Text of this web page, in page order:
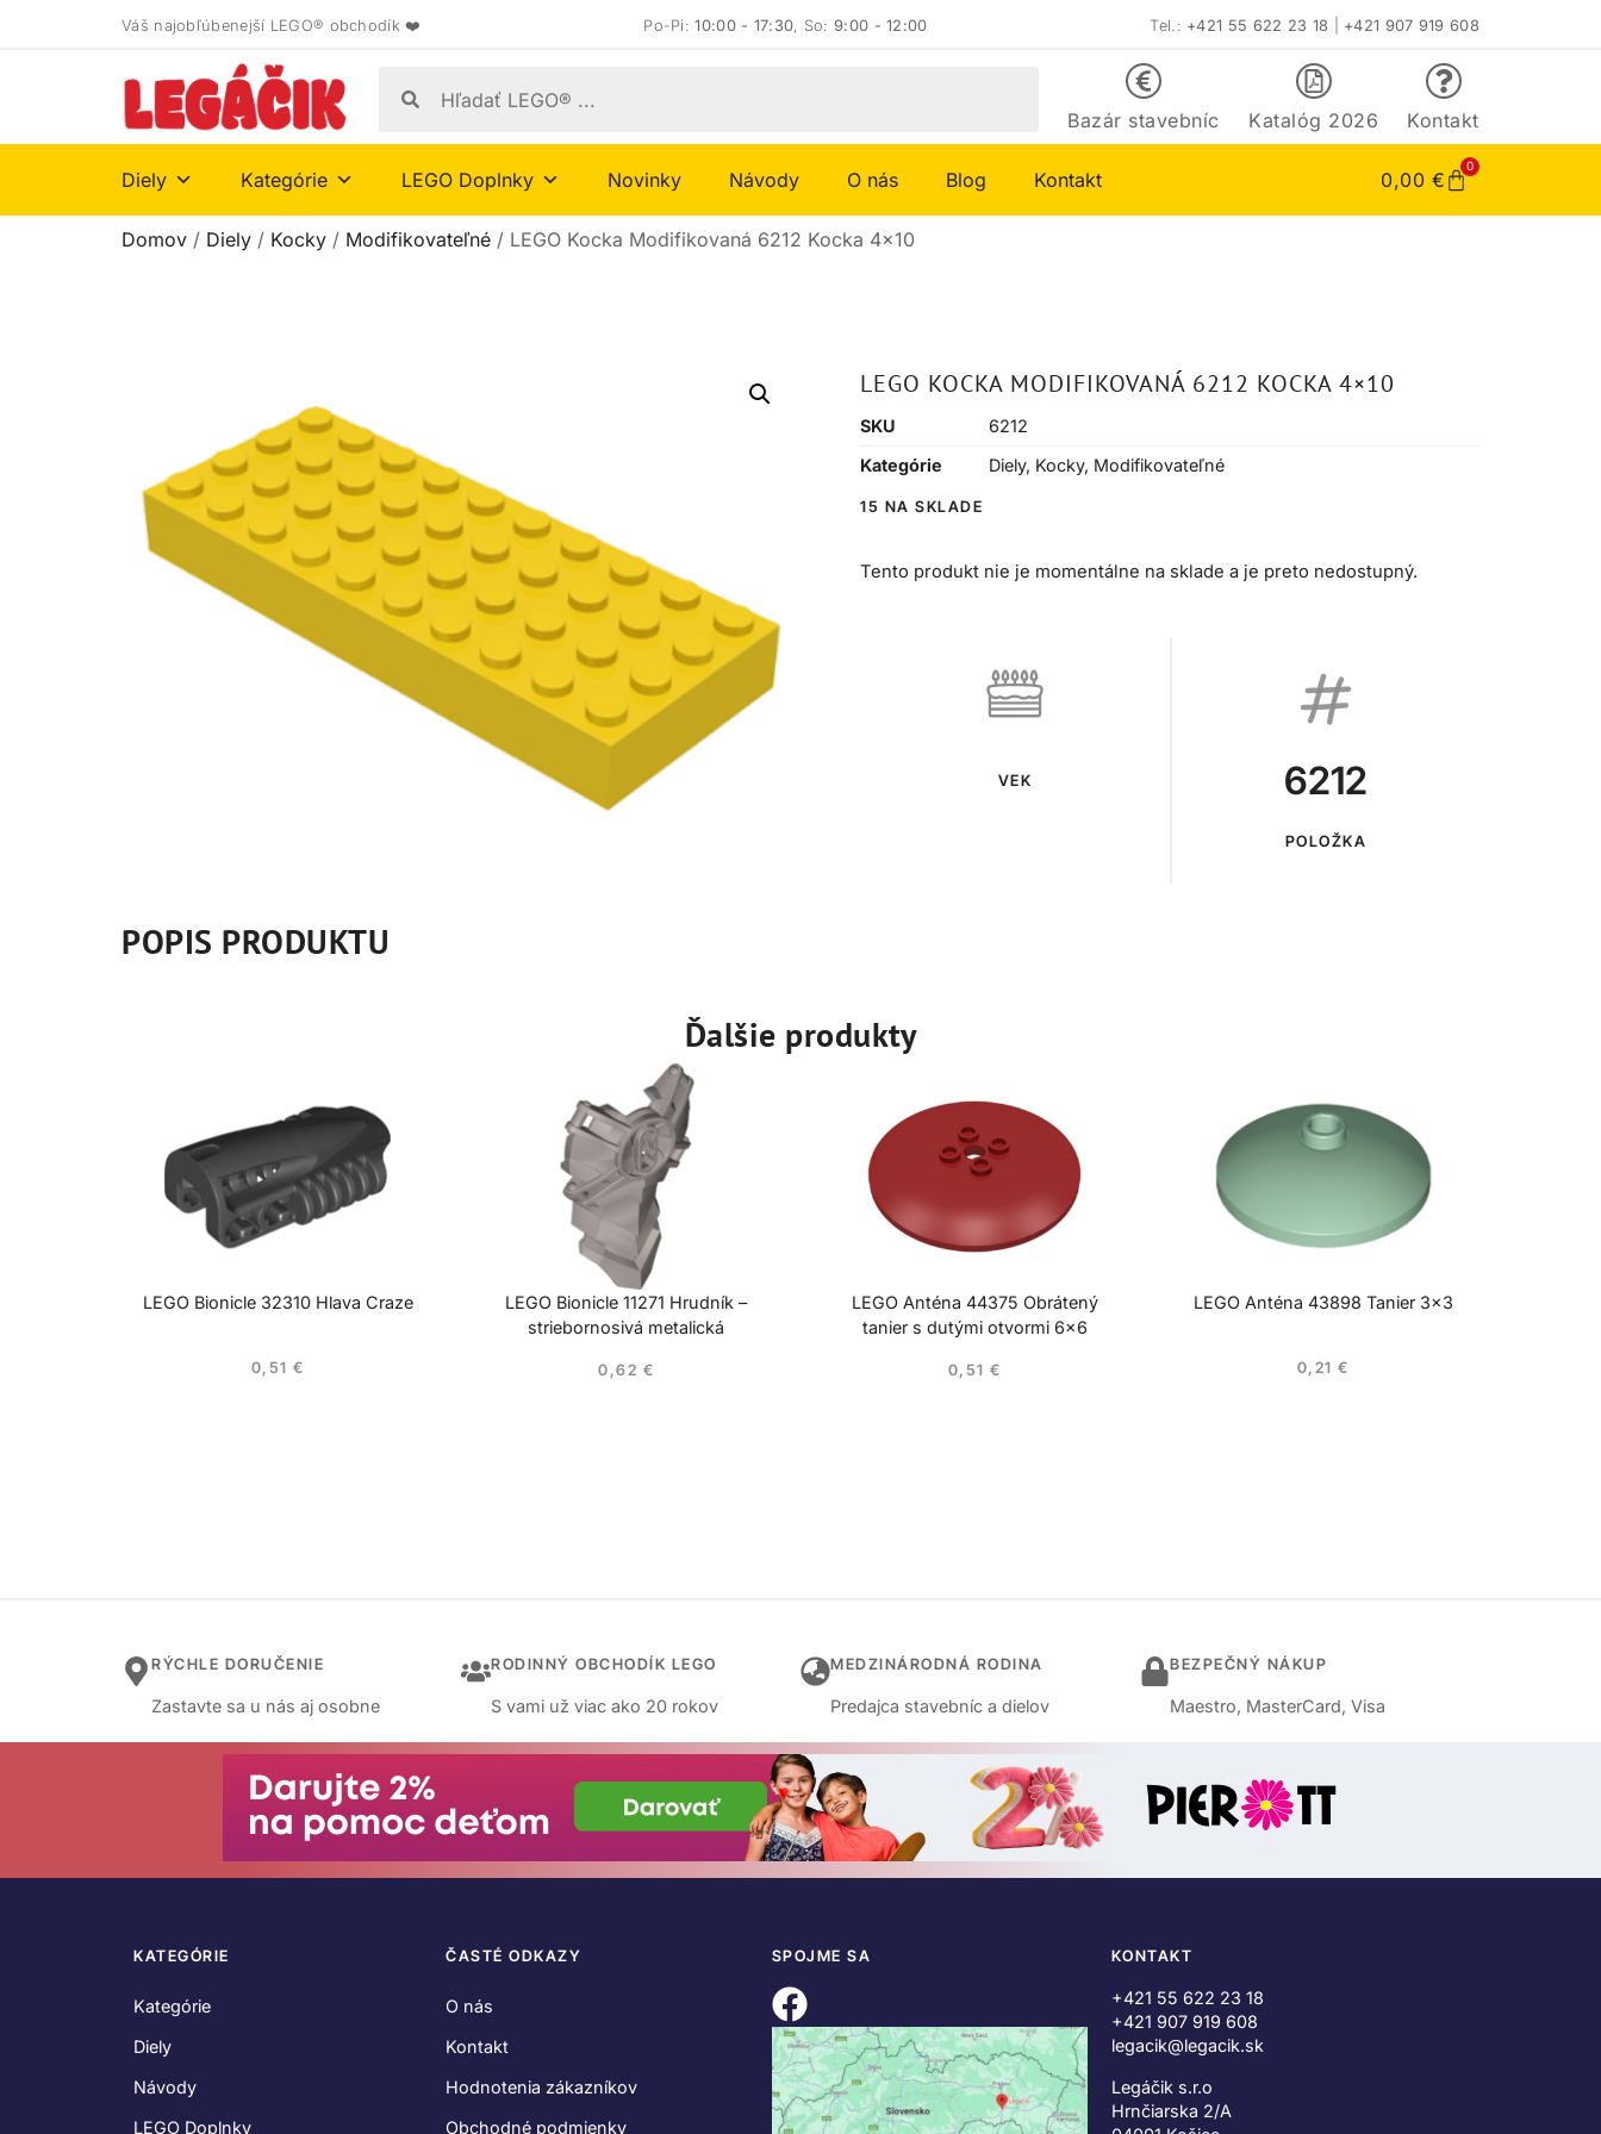
Váš najobľúbenejší LEGO® obchodík ❤️ Po-Pi:10:00 - 17:30, So:9:00 - 12:00 Tel.: +421 55 622 23 18 +421 907 919 608
Bazár stavebníc Katalóg 2026 Kontakt
Diely Kategórie LEGO Doplnky Novinky Návody O nás Blog Kontakt 0,00 €
0
Domov / Diely / Kocky / Modifikovateľné / LEGO Kocka Modifikovaná 6212 Kocka 4×10
LEGO KOCKA MODIFIKOVANÁ 6212 KOCKA 4×10
SKU
6212
Kategórie
Diely, Kocky, Modifikovateľné
15 NA SKLADE
Tento produkt nie je momentálne na sklade a je preto nedostupný.
VEK 6212
POLOŽKA
POPIS PRODUKTU
Ďalšie produkty
LEGO Bionicle 32310 Hlava Craze
0,51€
LEGO Bionicle 11271 Hrudník –
striebornosivá metalická
0,62 €
LEGO Anténa 44375 Obrátený
tanier s dutými otvormi 6×6
0,51€
LEGO Anténa 43898 Tanier 3×3
0,21€
RÝCHLE DORUČENIE
Zastavte sa u nás aj osobne
RODINNÝ OBCHODÍK LEGO
S vami už viac ako 20 rokov
MEDZINÁRODNÁ RODINA
Predajca stavebníc a dielov
BEZPEČNÝ NÁKUP
Maestro, MasterCard, Visa
KATEGÓRIE
Kategórie
Diely
Návody
LEGO Doplnky
ČASTÉ ODKAZY
O nás
Kontakt
Hodnotenia zákazníkov
Obchodné podmienky
SPOJME SA KONTAKT
+421 55 622 23 18
+421 907 919 608
legacik@legacik.sk
Legáčik s.r.o
Hrnčiarska 2/A